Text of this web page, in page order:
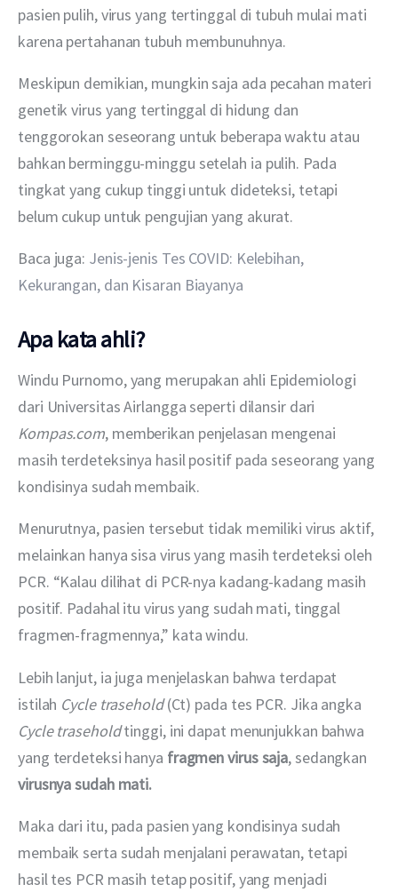
pasien pulih, virus yang tertinggal di tubuh mulai mati
karena pertahanan tubuh membunuhnya.
Meskipun demikian, mungkin saja ada pecahan materi
genetik virus yang tertinggal di hidung dan
tenggorokan seseorang untuk beberapa waktu atau
bahkan berminggu-minggu setelah ia pulih. Pada
tingkat yang cukup tinggi untuk dideteksi, tetapi
belum cukup untuk pengujian yang akurat.
Baca juga: Jenis-jenis Tes COVID: Kelebihan,
Kekurangan, dan Kisaran Biayanya
Apa kata ahli?
Windu Purnomo, yang merupakan ahli Epidemiologi
dari Universitas Airlangga seperti dilansir dari
Kompas.com, memberikan penjelasan mengenai
masih terdeteksinya hasil positif pada seseorang yang
kondisinya sudah membaik.
Menurutnya, pasien tersebut tidak memiliki virus aktif,
melainkan hanya sisa virus yang masih terdeteksi oleh
PCR. “Kalau dilihat di PCR-nya kadang-kadang masih
positif. Padahal itu virus yang sudah mati, tinggal
fragmen-fragmennya,” kata windu.
Lebih lanjut, ia juga menjelaskan bahwa terdapat
istilah Cycle trasehold (Ct) pada tes PCR. Jika angka
Cycle trasehold tinggi, ini dapat menunjukkan bahwa
yang terdeteksi hanya fragmen virus saja, sedangkan
virusnya sudah mati.
Maka dari itu, pada pasien yang kondisinya sudah
membaik serta sudah menjalani perawatan, tetapi
hasil tes PCR masih tetap positif, yang menjadi